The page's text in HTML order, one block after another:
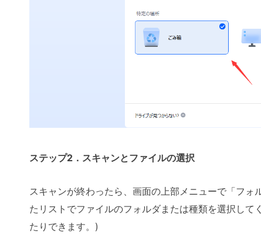
ステップ2．スキャンとファイルの選択
スキャンが終わったら、画面の上部メニューで「フ
たリストでファイルのフォルダまたは種類を選択し
たりできます。)